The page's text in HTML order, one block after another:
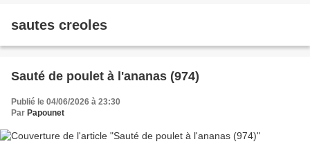
sautes creoles
Sauté de poulet à l'ananas (974)
Publié le 04/06/2026 à 23:30
Par Papounet